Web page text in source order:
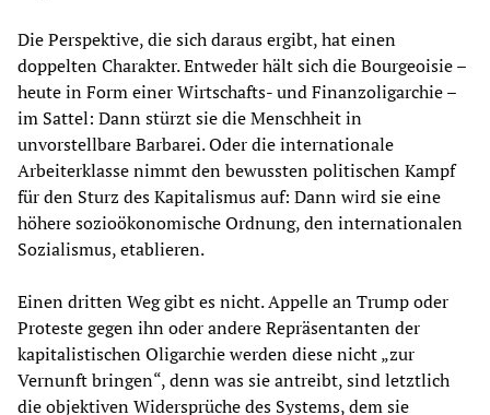
Die Perspektive, die sich daraus ergibt, hat einen
doppelten Charakter. Entweder hält sich die Bourgeoisie –
heute in Form einer Wirtschafts- und Finanzoligarchie –
im Sattel: Dann stürzt sie die Menschheit in
unvorstellbare Barbarei. Oder die internationale
Arbeiterklasse nimmt den bewussten politischen Kampf
für den Sturz des Kapitalismus auf: Dann wird sie eine
höhere sozioökonomische Ordnung, den internationalen
Sozialismus, etablieren.
Einen dritten Weg gibt es nicht. Appelle an Trump oder
Proteste gegen ihn oder andere Repräsentanten der
kapitalistischen Oligarchie werden diese nicht „zur
Vernunft bringen“, denn was sie antreibt, sind letztlich
die objektiven Widersprüche des Systems, dem sie